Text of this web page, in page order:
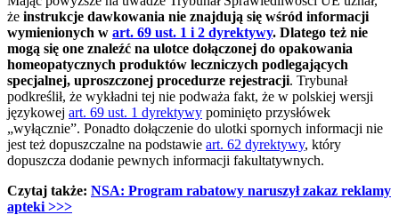
że instrukcje dawkowania nie znajdują się wśród informacji
wymienionych w art. 69 ust. 1 i 2 dyrektywy. Dlatego też nie
mogą się one znaleźć na ulotce dołączonej do opakowania
homeopatycznych produktów leczniczych podlegających
specjalnej, uproszczonej procedurze rejestracji. Trybunał
podkreślił, że wykładni tej nie podważa fakt, że w polskiej wersji
językowej art. 69 ust. 1 dyrektywy pominięto przysłówek
„wyłącznie”. Ponadto dołączenie do ulotki spornych informacji nie
jest też dopuszczalne na podstawie art. 62 dyrektywy, który
dopuszcza dodanie pewnych informacji fakultatywnych.
Czytaj także: NSA: Program rabatowy naruszył zakaz reklamy
apteki >>>